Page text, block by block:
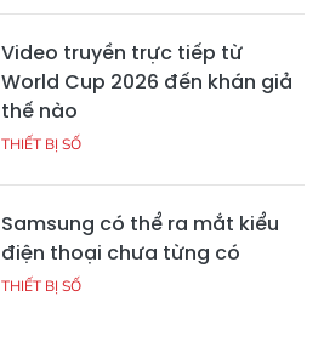
Video truyền trực tiếp từ
World Cup 2026 đến khán giả
thế nào
THIẾT BỊ SỐ
Samsung có thể ra mắt kiểu
điện thoại chưa từng có
THIẾT BỊ SỐ